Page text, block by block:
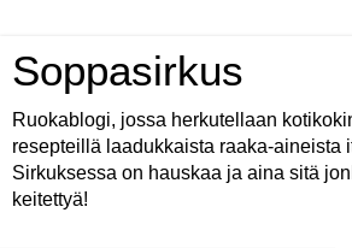
Soppasirkus
Ruokablogi, jossa herkutellaan
resepteillä laadukkaista raaka-aineista
Sirkuksessa on hauskaa ja aina sitä
keitettyä!